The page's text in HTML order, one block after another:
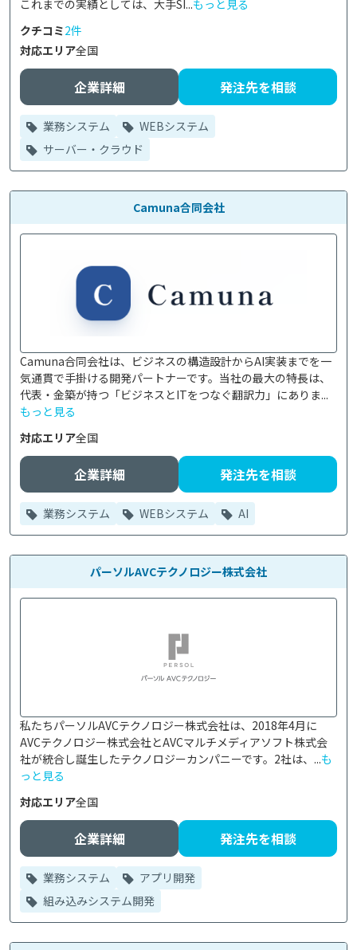
これまでの実績としては、大手SI...もっと見る
クチコミ2件
対応エリア全国
企業詳細 発注先を相談
業務システム
WEBシステム
サーバー・クラウド
Camuna合同会社
Camuna合同会社は、ビジネスの構造設計からAI実装までを一
気通貫で手掛ける開発パートナーです。当社の最大の特長は、
代表・金築が持つ「ビジネスとITをつなぐ翻訳力」にありま...
もっと見る
対応エリア全国
企業詳細 発注先を相談
業務システム WEBシステム AI
パーソルAVCテクノロジー株式会社
私たちパーソルAVCテクノロジー株式会社は、2018年4月に
AVCテクノロジー株式会社とAVCマルチメディアソフト株式会
社が統合し誕生したテクノロジーカンパニーです。2社は、...も
っと見る
対応エリア全国
企業詳細 発注先を相談
業務システム
アプリ開発
組み込みシステム開発